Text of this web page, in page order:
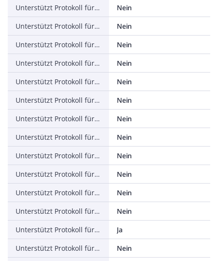
Unterstützt Protokoll für CAN
Nein
Unterstützt Protokoll für INTERBUS
Nein
Unterstützt Protokoll für ASI
Nein
Unterstützt Protokoll für KNX
Nein
Unterstützt Protokoll für Data-Highway
Nein
Unterstützt Protokoll für DeviceNet
Nein
Unterstützt Protokoll für SUCONET
Nein
Unterstützt Protokoll für LON
Nein
Unterstützt Protokoll für PROFINET IO
Nein
Unterstützt Protokoll für PROFINET CBA
Nein
Unterstützt Protokoll für SERCOS
Nein
Unterstützt Protokoll für Foundation Fieldbus
Nein
Unterstützt Protokoll für EtherNet/IP
Ja
Unterstützt Protokoll für AS-Interface Safety at Work
Nein